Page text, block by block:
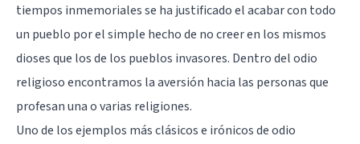
tiempos inmemoriales se ha justificado el acabar con todo
un pueblo por el simple hecho de no creer en los mismos
dioses que los de los pueblos invasores. Dentro del odio
religioso encontramos la aversión hacia las personas que
profesan una o varias religiones.
Uno de los ejemplos más clásicos e irónicos de odio